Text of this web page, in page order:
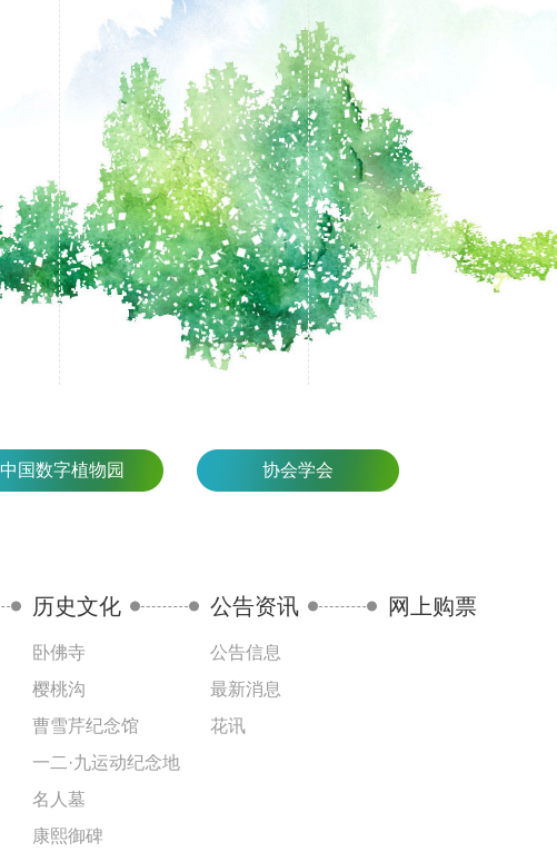
中国数字植物园 协会学会
历史文化
卧佛寺
樱桃沟
曹雪芹纪念馆
一二·九运动纪念地
名人墓
康熙御碑
公告资讯
公告信息
最新消息
花讯
网上购票